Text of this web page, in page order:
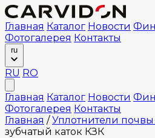
Главная Каталог Новости
Фотогалерея Контакты
ru
RU RO
Главная Каталог Новости
Фотогалерея Контакты
Главная / Уплотнители почвы
зубчатый каток КЗК